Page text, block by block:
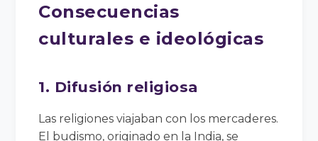
Consecuencias
culturales e ideológicas
1. Difusión religiosa
Las religiones viajaban con los mercaderes.
El budismo, originado en la India, se